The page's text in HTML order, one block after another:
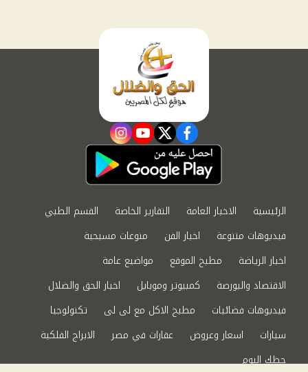
facebook
twitter
youtube
instagram
الرئيسية الاخبار العامة التقارير الخاصة
القسم الطبي
فيديوهات متنوعة
اخبار الفن
منوعات مسيحية
اخبار الرياضة
مطبخ الموقع
مواضيع عامة
الاقتصاد والبورصة
كمبيوتر وموبايل
اخبار الحق والضلال
فيديوهات فضائيات
مطبخ الاكل مع لى لى
تكنولوجيا
سيارات
اسعار وعروض عقارات في مصر
الابراج الفلكية
حظك اليوم